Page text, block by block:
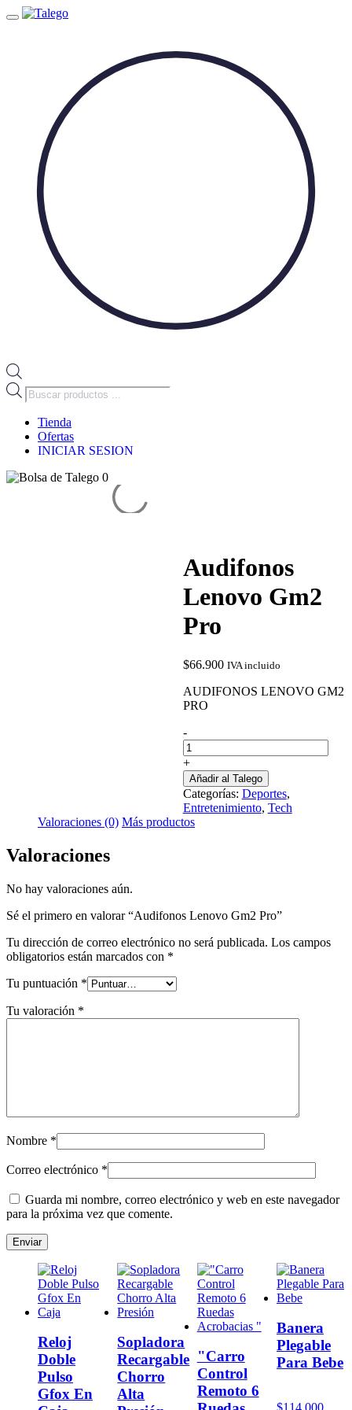
Búsqueda
de
productos
Tienda
Ofertas
INICIAR SESION
0
Audifonos
Lenovo Gm2
Pro
$66.900 IVA incluido
AUDIFONOS LENOVO GM2
PRO
-
Audifonos
Lenovo
Gm2
Pro
cantidad
+
Añadir al Talego
Categorías: Deportes,
Entretenimiento, Tech
Valoraciones (0) Más productos
Valoraciones
No hay valoraciones aún.
Sé el primero en valorar “Audifonos Lenovo Gm2 Pro”
Tu dirección de correo electrónico no será publicada. Los campos
obligatorios están marcados con *
Tu puntuación *
Tu valoración *
Nombre *
Correo electrónico *
Guarda mi nombre, correo electrónico y web en este navegador
para la próxima vez que comente.
Reloj
Doble
Pulso
Gfox En
Sopladora
Recargable
Chorro
Alta
"Carro
Control
Remoto 6
Banera
Plegable
Para Bebe
$114.000